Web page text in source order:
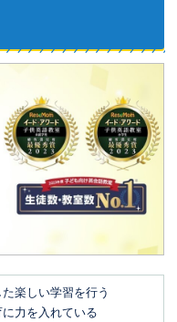
楽しい学習を行う
に力を入れている